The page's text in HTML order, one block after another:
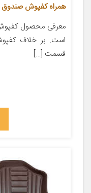
همراه کفپوش صندوق
معرفی محصول
قسمت […]